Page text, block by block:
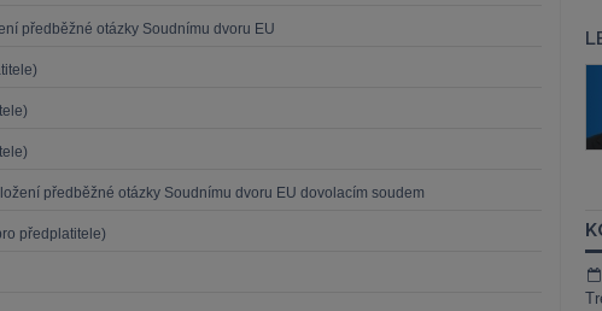
předběžné otázky Soudnímu dvoru EU
předběžné otázky Soudnímu dvoru EU dovolacím soudem
předplatitele)
JUDr. Tomáš Sokol
Kurzy lektora